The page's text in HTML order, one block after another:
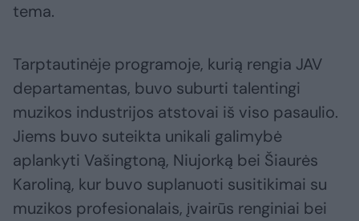
tema.
Tarptautinėje programoje, kurią rengia JAV
departamentas, buvo suburti talentingi
muzikos industrijos atstovai iš viso pasaulio.
Jiems buvo suteikta unikali galimybė
aplankyti Vašingtoną, Niujorką bei Šiaurės
Karoliną, kur buvo suplanuoti susitikimai su
muzikos profesionalais, įvairūs renginiai bei